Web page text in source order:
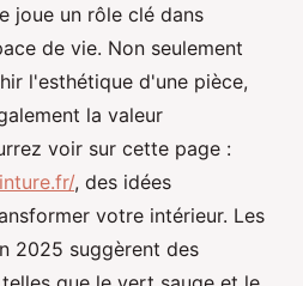
joue un rôle clé dans
de vie. Non seulement
l'esthétique d'une pièce,
la valeur
voir sur cette page :
, des idées
votre intérieur. Les
2025 suggèrent des